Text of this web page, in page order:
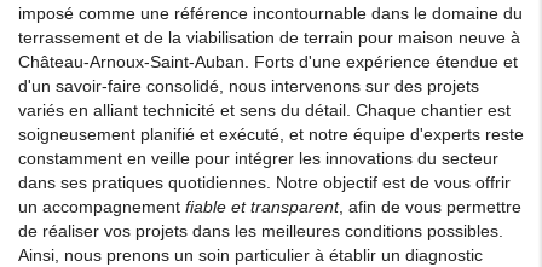
imposé comme une référence incontournable dans le domaine du
terrassement et de la viabilisation de terrain pour maison neuve à
Château-Arnoux-Saint-Auban. Forts d'une expérience étendue et
d'un savoir-faire consolidé, nous intervenons sur des projets
variés en alliant technicité et sens du détail. Chaque chantier est
soigneusement planifié et exécuté, et notre équipe d'experts reste
constamment en veille pour intégrer les innovations du secteur
dans ses pratiques quotidiennes. Notre objectif est de vous offrir
un accompagnement fiable et transparent, afin de vous permettre
de réaliser vos projets dans les meilleures conditions possibles.
Ainsi, nous prenons un soin particulier à établir un diagnostic